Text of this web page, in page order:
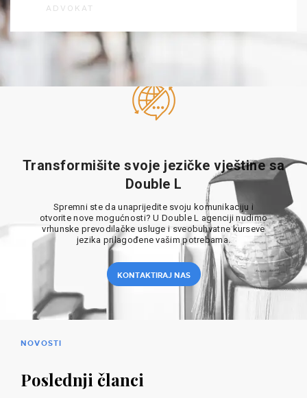
ADVOKAT
Transformišite svoje jezičke vještine sa
Double L
Spremni ste da unaprijedite svoju komunikaciju i
otvorite nove mogućnosti? U Double L agenciji nudimo
vrhunske prevodilačke usluge i sveobuhvatne kurseve
jezika prilagođene vašim potrebama.
KONTAKTIRAJ NAS
NOVOSTI
Poslednji članci